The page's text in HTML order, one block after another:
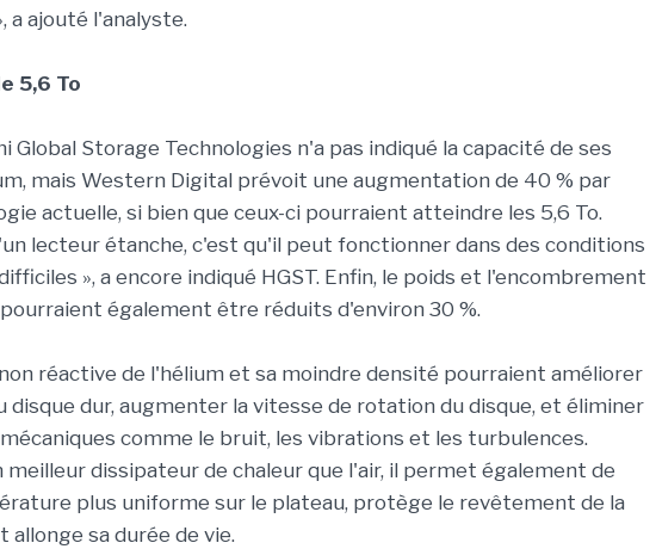
a ajouté l'analyste.
5,6 To
Global Storage Technologies n'a pas indiqué la capacité de ses
mais Western Digital prévoit une augmentation de 40 % par
actuelle, si bien que ceux-ci pourraient atteindre les 5,6 To.
lecteur étanche, c'est qu'il peut fonctionner dans des conditions
», a encore indiqué HGST. Enfin, le poids et l'encombrement
également être réduits d'environ 30 %.
réactive de l'hélium et sa moindre densité pourraient améliorer
disque dur, augmenter la vitesse de rotation du disque, et éliminer
comme le bruit, les vibrations et les turbulences.
meilleur dissipateur de chaleur que l'air, il permet également de
plus uniforme sur le plateau, protège le revêtement de la
sa durée de vie.